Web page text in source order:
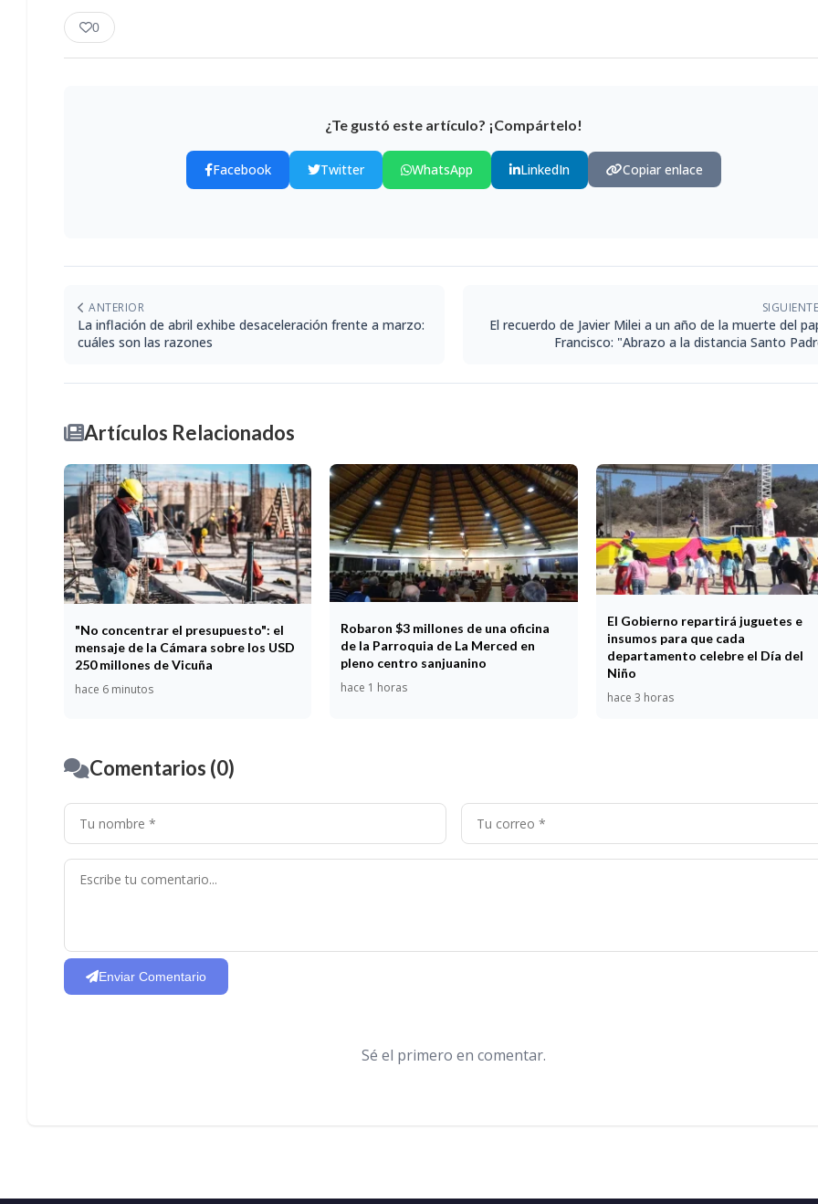
0
¿Te gustó este artículo? ¡Compártelo!
Facebook Twitter WhatsApp LinkedIn Copiar enlace
ANTERIOR
La inflación de abril exhibe desaceleración frente a marzo:
cuáles son las razones
SIGUIENTE
El recuerdo de Javier Milei a un año de la muerte del
Francisco: "Abrazo a la distancia Santo
Artículos Relacionados
"No concentrar el presupuesto": el
mensaje de la Cámara sobre los USD
250 millones de Vicuña
hace 6 minutos
Robaron $3 millones de una oficina
de la Parroquia de La Merced en
pleno centro sanjuanino
hace 1 horas
El Gobierno repartirá juguetes e
insumos para que cada
departamento celebre el Día del
Niño
hace 3 horas
Comentarios (0)
Enviar Comentario
Sé el primero en comentar.